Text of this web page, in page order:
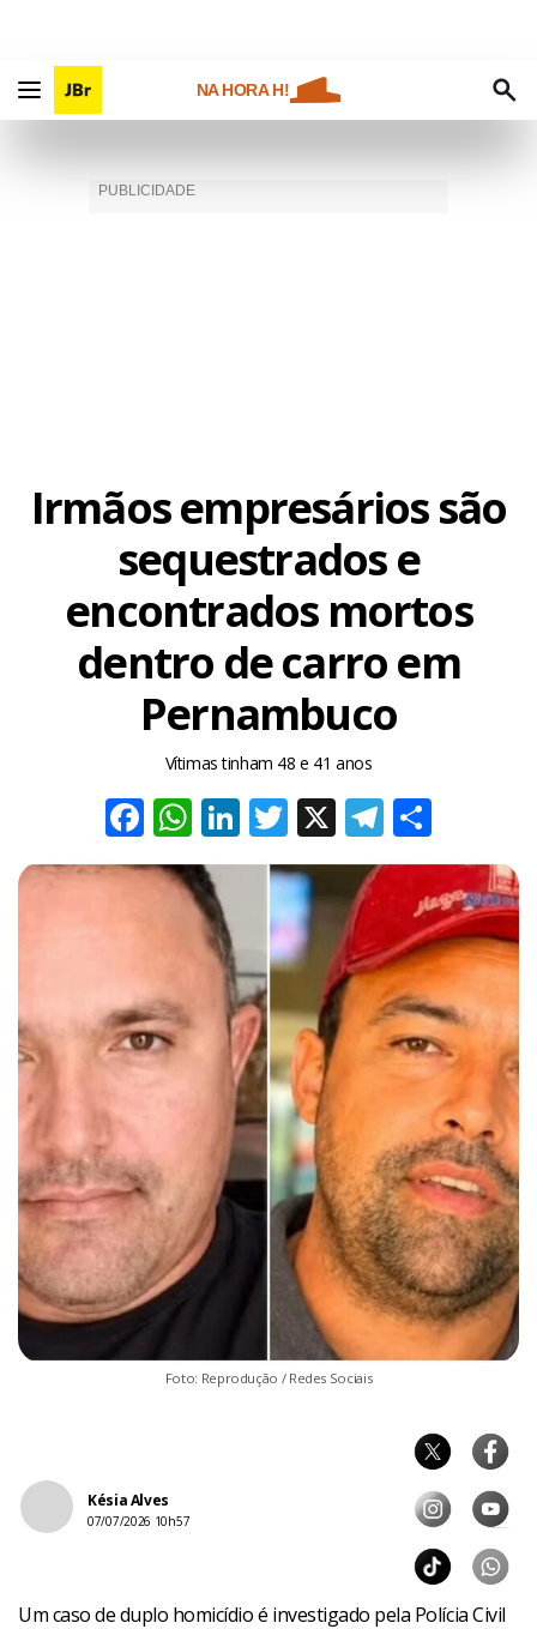
NA HORA H!
Irmãos empresários são
sequestrados e
encontrados mortos
dentro de carro em
Pernambuco
Vítimas tinham 48 e 41 anos
Facebook
WhatsApp
LinkedIn
Twitter
X
Foto: Reprodução / Redes Sociais
Késia Alves
07/07/2026 10h57
Um caso de duplo homicídio é investigado pela Polícia Civil